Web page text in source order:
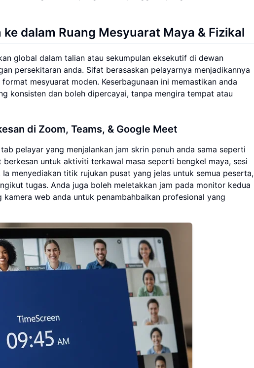
dalam Ruang Mesyuarat Maya & Fizikal
global dalam talian atau sekumpulan eksekutif di dewan
persekitaran anda. Sifat berasaskan pelayarnya menjadikannya
mesyuarat moden. Keserbagunaan ini memastikan anda
konsisten dan boleh dipercayai, tanpa mengira tempat atau
di Zoom, Teams, & Google Meet
pelayar yang menjalankan jam skrin penuh anda sama seperti
untuk aktiviti terkawal masa seperti bengkel maya, sesi
menyediakan titik rujukan pusat yang jelas untuk semua peserta,
tugas. Anda juga boleh meletakkan jam pada monitor kedua
web anda untuk penambahbaikan profesional yang